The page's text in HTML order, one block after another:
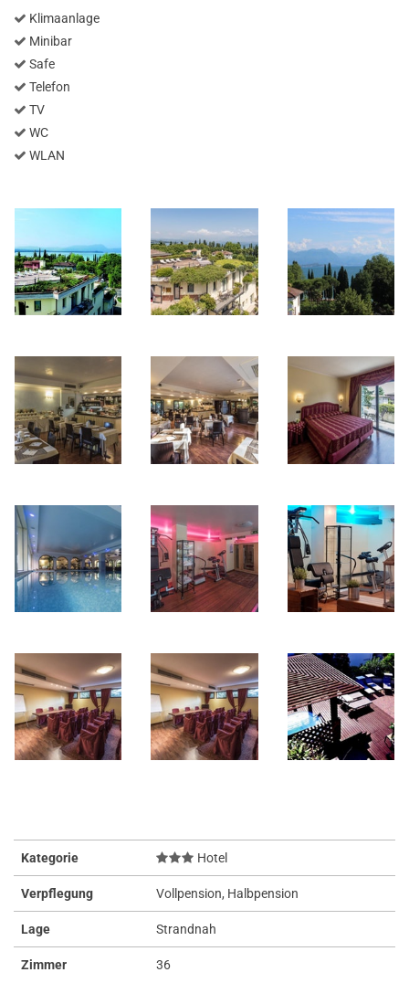
Klimaanlage
Minibar
Safe
Telefon
TV
WC
WLAN
Kategorie Hotel
Verpflegung Vollpension, Halbpension
Lage Strandnah
Zimmer 36